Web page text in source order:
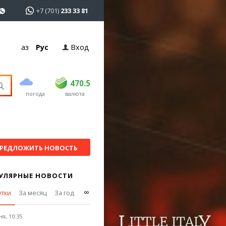
+7 (701) 233 33 81
Қаз Рус Вход
погода
470.5
USD 468.5 470.5
EUR валюта
НОВОСТЬ
НОВОСТИ
За месяц За год ∞
10:35